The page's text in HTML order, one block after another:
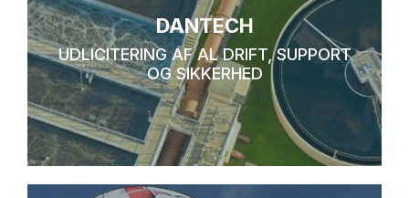
DANTECH
UDLICITERING AF AL DRIFT, SUPPORT
OG SIKKERHED